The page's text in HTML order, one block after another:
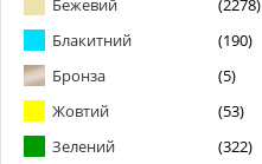
AZULINDUS&MARTI
AZUVI(0)
BALDOCER
BELMAR CERAMICAS
BENISON
Бежевий
(2278)
Блакитний
(190)
Бронза
(5)
Жовтий
(53)
Зелений
(322)